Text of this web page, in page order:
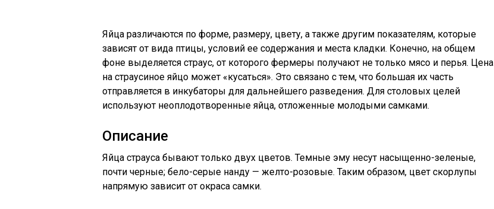
Яйца различаются по форме, размеру, цвету, а также другим показателям, которые
зависят от вида птицы, условий ее содержания и места кладки. Конечно, на общем
фоне выделяется страус, от которого фермеры получают не только мясо и перья. Цена
на страусиное яйцо может «кусаться». Это связано с тем, что большая их часть
отправляется в инкубаторы для дальнейшего разведения. Для столовых целей
используют неоплодотворенные яйца, отложенные молодыми самками.
Описание
Яйца страуса бывают только двух цветов. Темные эму несут насыщенно-зеленые,
почти черные; бело-серые нанду — желто-розовые. Таким образом, цвет скорлупы
напрямую зависит от окраса самки.